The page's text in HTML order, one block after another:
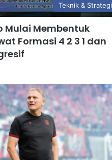
Teknik & Strategi
Mulai Membentuk
Formasi 4 2 3 1 dan